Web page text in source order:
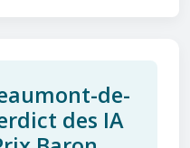
de-
des IA